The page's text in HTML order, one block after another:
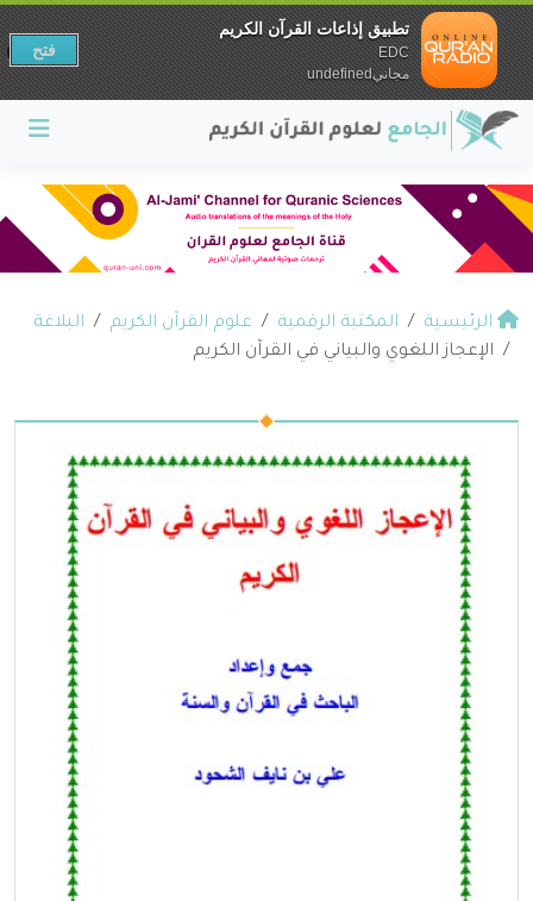
الرئيسية المكتبة الرقمية علوم القرآن الكريم
البلاغة
الإعجاز اللغوي والبياني في القرآن الكريم
تطبيق إذاعات القرآن الكريم
EDC
مجانيundefined
فتح